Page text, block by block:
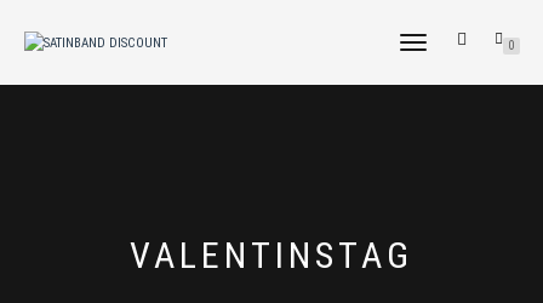
NAVIGATION
0
VALENTINSTAG